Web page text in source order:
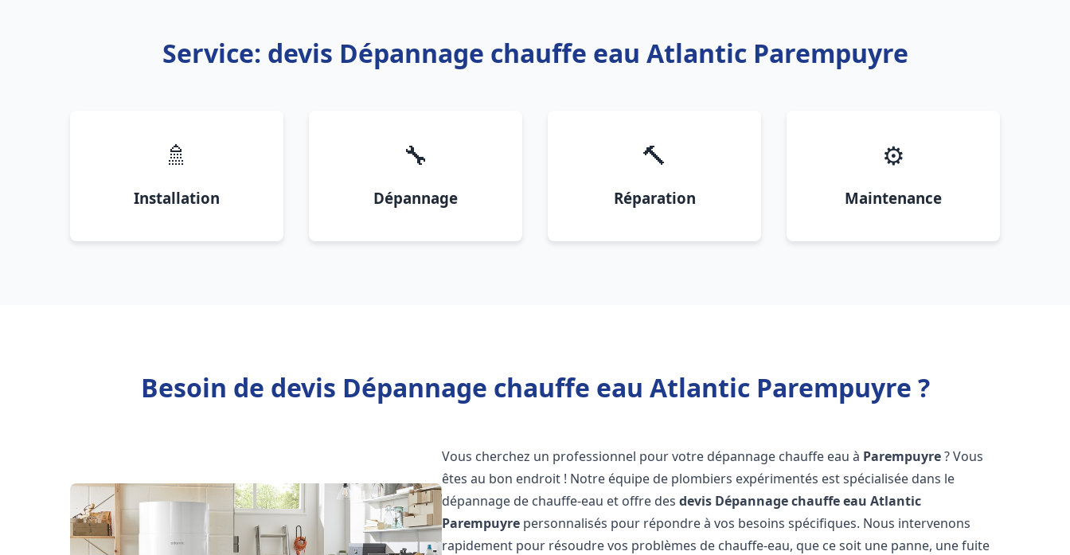
Service: devis Dépannage chauffe eau Atlantic Parempuyre
🚿
Installation
🔧
Dépannage
🔨
Réparation
⚙️
Maintenance
Besoin de devis Dépannage chauffe eau Atlantic Parempuyre ?
Vous cherchez un professionnel pour votre dépannage chauffe eau à Parempuyre? Vous
êtes au bon endroit ! Notre équipe de plombiers expérimentés est spécialisée dans le
dépannage de chauffe-eau et offre desdevis Dépannage chauffe eau Atlantic
Parempuyre personnalisés pour répondre à vos besoins spécifiques. Nous intervenons
rapidement pour résoudre vos problèmes de chauffe-eau, que ce soit une panne, une fuite